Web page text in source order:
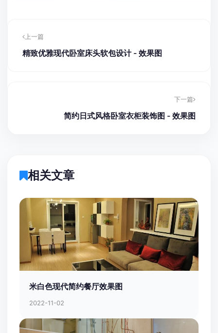
上一篇
精致优雅现代卧室床头软包设计 - 效果图
下一篇
简约日式风格卧室衣柜装饰图 - 效果图
相关文章
米白色现代简约餐厅效果图
2022-11-02